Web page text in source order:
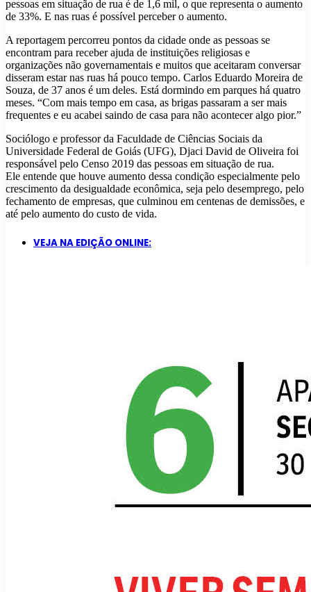
pessoas em situação de rua é de 1,6 mil, o que representa o aumento
de 33%. E nas ruas é possível perceber o aumento.
A reportagem percorreu pontos da cidade onde as pessoas se
encontram para receber ajuda de instituições religiosas e
organizações não governamentais e muitos que aceitaram conversar
disseram estar nas ruas há pouco tempo. Carlos Eduardo Moreira de
Souza, de 37 anos é um deles. Está dormindo em parques há quatro
meses. “Com mais tempo em casa, as brigas passaram a ser mais
frequentes e eu acabei saindo de casa para não acontecer algo pior.”
Sociólogo e professor da Faculdade de Ciências Sociais da
Universidade Federal de Goiás (UFG), Djaci David de Oliveira foi
responsável pelo Censo 2019 das pessoas em situação de rua.
Ele entende que houve aumento dessa condição especialmente pelo
crescimento da desigualdade econômica, seja pelo desemprego, pelo
fechamento de empresas, que culminou em centenas de demissões, e
até pelo aumento do custo de vida.
VEJA NA EDIÇÃO ONLINE: